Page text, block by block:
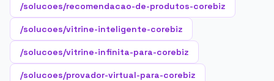
/solucoes/recomendacao-de-produtos-corebiz
/solucoes/vitrine-inteligente-corebiz
/solucoes/vitrine-infinita-para-corebiz
/solucoes/provador-virtual-para-corebiz